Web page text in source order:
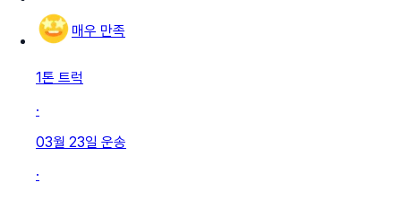
매우 만족
1톤 트럭
·
03월 23일 운송
·